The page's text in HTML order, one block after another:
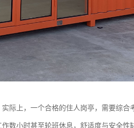
际上，一个合格的住人岗亭，需要综合
数小时甚至轮班休息，舒适度与安全性